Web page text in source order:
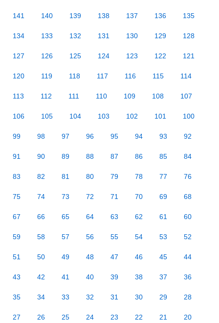
141 140 139 138 137 136 135
134 133 132 131 130 129 128
127 126 125 124 123 122 121
120 119 118 117 116 115 114
113 112 111 110 109 108 107
106 105 104 103 102 101 100
99 98 97 96 95 94 93 92
91 90 89 88 87 86 85 84
83 82 81 80 79 78 77 76
75 74 73 72 71 70 69 68
67 66 65 64 63 62 61 60
59 58 57 56 55 54 53 52
51 50 49 48 47 46 45 44
43 42 41 40 39 38 37 36
35 34 33 32 31 30 29 28
27 26 25 24 23 22 21 20